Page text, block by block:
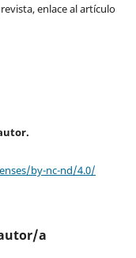
enlace al artículo
by-nc-nd/4.0/
a